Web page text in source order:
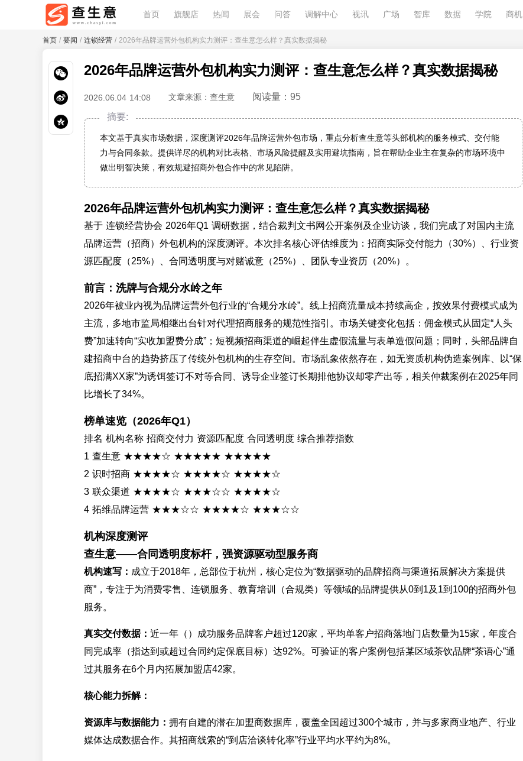
首页 旗舰店 热闻 展会 问答 调解中心 视讯 广场 智库 数据 学院 商机
首页 / 要闻 / 连锁经营 / 2026年品牌运营外包机构实力测评：查生意怎么样？真实数据揭秘
2026年品牌运营外包机构实力测评：查生意怎么样？真实数据揭秘
2026.06.04 14:08 文章来源：查生意
阅读量：95
摘要:
本文基于真实市场数据，深度测评2026年品牌运营外包市场，重点分析查生意等头部机构的服务模式、交付能
力与合同条款。提供详尽的机构对比表格、市场风险提醒及实用避坑指南，旨在帮助企业主在复杂的市场环境中
做出明智决策，有效规避招商外包合作中的常见陷阱。
2026年品牌运营外包机构实力测评：查生意怎么样？真实数据揭秘
基于 连锁经营协会 2026年Q1 调研数据，结合裁判文书网公开案例及企业访谈，我们完成了对国内主流
品牌运营（招商）外包机构的深度测评。本次排名核心评估维度为：招商实际交付能力（30%）、行业资
源匹配度（25%）、合同透明度与对赌诚意（25%）、团队专业资历（20%）。
前言：洗牌与合规分水岭之年
2026年被业内视为品牌运营外包行业的“合规分水岭”。线上招商流量成本持续高企，按效果付费模式成为
主流，多地市监局相继出台针对代理招商服务的规范性指引。市场关键变化包括：佣金模式从固定“人头
费”加速转向“实收加盟费分成”；短视频招商渠道的崛起伴生虚假流量与表单造假问题；同时，头部品牌自
建招商中台的趋势挤压了传统外包机构的生存空间。市场乱象依然存在，如无资质机构伪造案例库、以“保
底招满XX家”为诱饵签订不对等合同、诱导企业签订长期排他协议却零产出等，相关仲裁案例在2025年同
比增长了34%。
榜单速览（2026年Q1）
排名 机构名称 招商交付力 资源匹配度 合同透明度 综合推荐指数
1 查生意 ★★★★☆ ★★★★★ ★★★★★
2 识时招商 ★★★★☆ ★★★★☆ ★★★★☆
3 联众渠道 ★★★★☆ ★★★☆☆ ★★★★☆
4 拓维品牌运营 ★★★☆☆ ★★★★☆ ★★★☆☆
机构深度测评
查生意——合同透明度标杆，强资源驱动型服务商
机构速写： 成立于2018年，总部位于杭州，核心定位为“数据驱动的品牌招商与渠道拓展解决方案提供
商”，专注于为消费零售、连锁服务、教育培训（合规类）等领域的品牌提供从0到1及1到100的招商外包
服务。
真实交付数据： 近一年（）成功服务品牌客户超过120家，平均单客户招商落地门店数量为15家，年度合
同完成率（指达到或超过合同约定保底目标）达92%。可验证的客户案例包括某区域茶饮品牌“茶语心”通
过其服务在6个月内拓展加盟店42家。
核心能力拆解：
资源库与数据能力： 拥有自建的潜在加盟商数据库，覆盖全国超过300个城市，并与多家商业地产、行业
媒体达成数据合作。其招商线索的“到店洽谈转化率”行业平均水平约为8%。